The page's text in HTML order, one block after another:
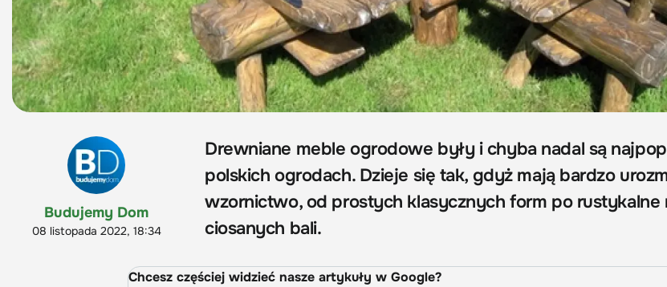
Budujemy Dom
08 listopada 2022, 18:34
Drewniane meble ogrodowe były i chyba nadal są
polskich ogrodach. Dzieje się tak, gdyż mają bardzo
wzornictwo, od prostych klasycznych form po rustykalne
ciosanych bali.
Chcesz częściej widzieć nasze artykuły w Google?